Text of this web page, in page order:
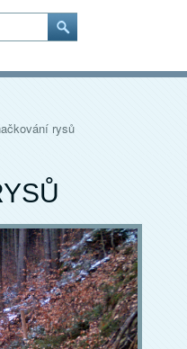
rysů